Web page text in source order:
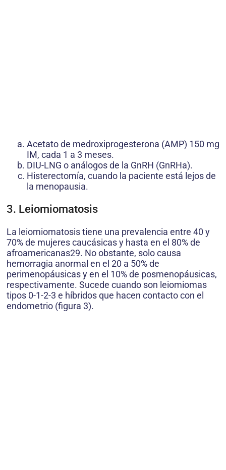
Acetato de medroxiprogesterona (AMP) 150 mg
IM, cada 1 a 3 meses.
DIU-LNG o análogos de la GnRH (GnRHa).
Histerectomía, cuando la paciente está lejos de
la menopausia.
3. Leiomiomatosis
La leiomiomatosis tiene una prevalencia entre 40 y
70% de mujeres caucásicas y hasta en el 80% de
afroamericanas29. No obstante, solo causa
hemorragia anormal en el 20 a 50% de
perimenopáusicas y en el 10% de posmenopáusicas,
respectivamente. Sucede cuando son leiomiomas
tipos 0-1-2-3 e híbridos que hacen contacto con el
endometrio (figura 3).